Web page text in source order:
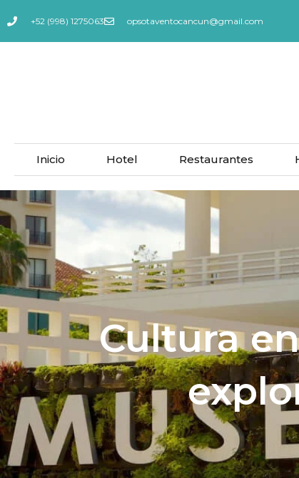
+52 (998) 1275063 opsotaventocancun@gmail.com
Inicio Hotel Restaurantes
Cultura